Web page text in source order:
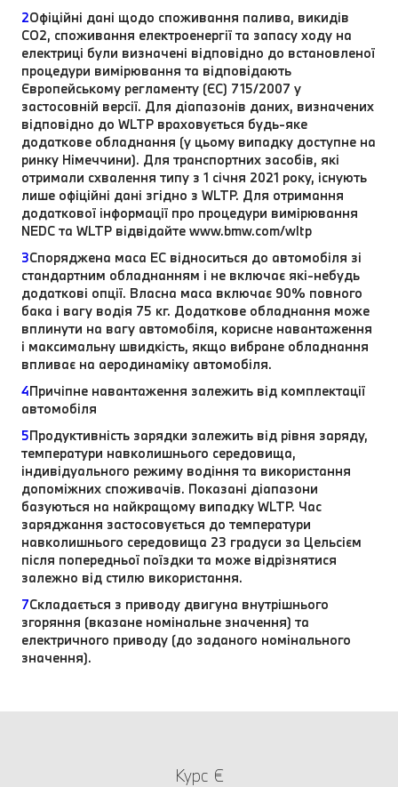
2Офіційні дані щодо споживання палива, викидів
CO2, споживання електроенергії та запасу ходу на
електриці були визначені відповідно до встановленої
процедури вимірювання та відповідають
Європейському регламенту (ЄС) 715/2007 у
застосовній версії. Для діапазонів даних, визначених
відповідно до WLTP враховується будь-яке
додаткове обладнання (у цьому випадку доступне на
ринку Німеччини). Для транспортних засобів, які
отримали схвалення типу з 1 січня 2021 року, існують
лише офіційні дані згідно з WLTP. Для отримання
додаткової інформації про процедури вимірювання
NEDC та WLTP відвідайте www.bmw.com/wltp
3Споряджена маса EC відноситься до автомобіля зі
стандартним обладнанням і не включає які-небудь
додаткові опції. Власна маса включає 90% повного
бака і вагу водія 75 кг. Додаткове обладнання може
вплинути на вагу автомобіля, корисне навантаження
і максимальну швидкість, якщо вибране обладнання
впливає на аеродинаміку автомобіля.
4Причіпне навантаження залежить від комплектації
автомобіля
5Продуктивність зарядки залежить від рівня заряду,
температури навколишнього середовища,
індивідуального режиму водіння та використання
допоміжних споживачів. Показані діапазони
базуються на найкращому випадку WLTP. Час
заряджання застосовується до температури
навколишнього середовища 23 градуси за Цельсієм
після попередньої поїздки та може відрізнятися
залежно від стилю використання.
7Складається з приводу двигуна внутрішнього
згоряння (вказане номінальне значення) та
електричного приводу (до заданого номінального
значення).
Курс €